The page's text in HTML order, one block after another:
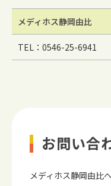
メディホス静岡由比
TEL：0546-25-6941
お問い合
メディホス静岡由比